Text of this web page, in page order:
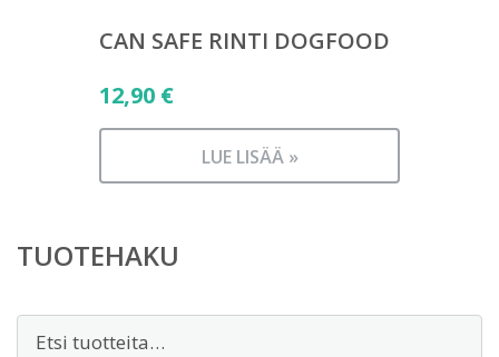
CAN SAFE RINTI DOGFOOD
12,90 €
LUE LISÄÄ »
TUOTEHAKU
Etsi: